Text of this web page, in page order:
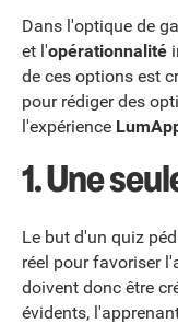
Dans l'optique de
et l'opérationnalité
de ces options est
pour rédiger des
l'expérience
1. Une
Le but d'un quiz
réel pour favoriser
doivent donc être
évidents,